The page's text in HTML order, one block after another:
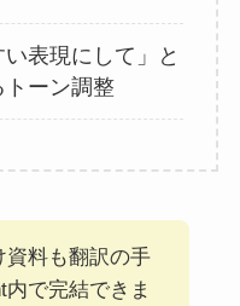
い表現にして」と
ーン調整
資料も翻訳の手
で完結できま